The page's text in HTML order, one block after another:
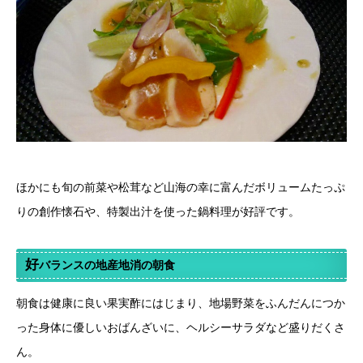
ほかにも旬の前菜や松茸など山海の幸に富んだボリュームたっぷ
りの創作懐石や、特製出汁を使った鍋料理が好評です。
好バランスの地産地消の朝食
朝食は健康に良い果実酢にはじまり、地場野菜をふんだんにつか
った身体に優しいおばんざいに、ヘルシーサラダなど盛りだくさ
ん。